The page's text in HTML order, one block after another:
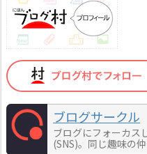
ブログサークル
ブログにフォーカス
(SNS)。同じ趣味の